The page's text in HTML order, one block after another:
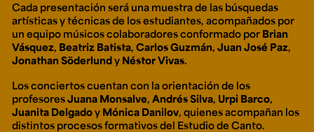
Cada presentación será una muestra de las búsquedas
artísticas y técnicas de los estudiantes, acompañados por
un equipo músicos colaboradores conformado por Brian
Vásquez, Beatriz Batista, Carlos Guzmán, Juan José Paz,
Jonathan Söderlundy Néstor Vivas.
Los conciertos cuentan con la orientación de los
profesoresJuana Monsalve, Andrés Silva, Urpi Barco,
Juanita Delgadoy Mónica Danilov, quienes acompañan los
distintos procesos formativos del Estudio de Canto.